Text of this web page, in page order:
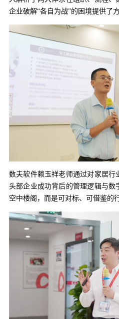
企业破解“各自为战”的困境提供了
数夫软件赖玉祥老师通过对家居行
头部企业成功背后的管理逻辑与
空中楼阁，而是可对标、可借鉴的